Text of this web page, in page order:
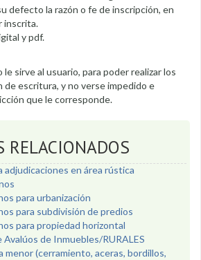
defecto la razón o fe de inscripción, en
inscrita.
y pdf.
sirve al usuario, para poder realizar los
de escritura, y no verse impedido e
que le corresponde.
RELACIONADOS
adjudicaciones en área rústica
para urbanización
para subdivisión de predios
para propiedad horizontal
de Inmuebles/RURALES
menor (cerramiento, aceras, bordillos,